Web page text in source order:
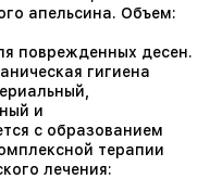
апельсина. Объем:
поврежденных десен.
гигиена
и
с образованием
терапии
лечения: